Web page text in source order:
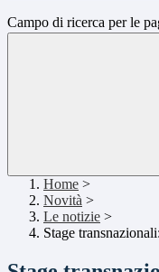
Campo di ricerca per le
Home >
Novità >
Le notizie >
Stage